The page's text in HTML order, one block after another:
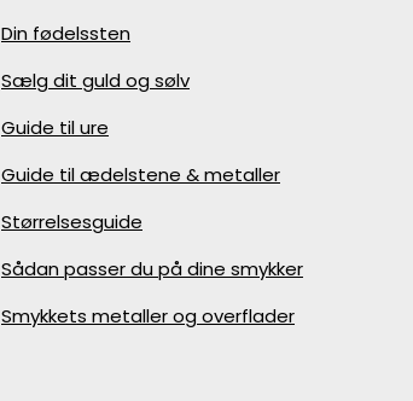
Din fødelssten
Sælg dit guld og sølv
Guide til ure
Guide til ædelstene & metaller
Størrelsesguide
Sådan passer du på dine smykker
Smykkets metaller og overflader